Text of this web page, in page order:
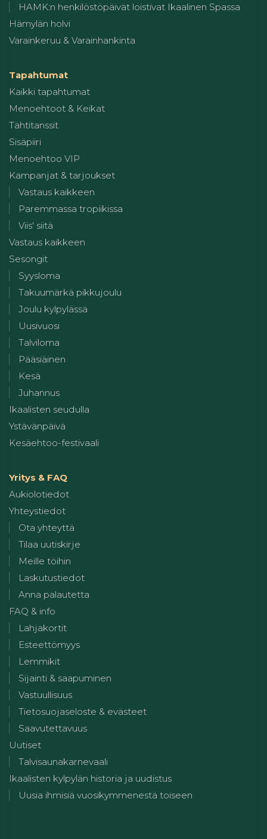
HAMK:n henkilöstöpäivät loistivat Ikaalinen Spassa
Hämylän holvi
Varainkeruu & Varainhankinta
Tapahtumat
Kaikki tapahtumat
Menoehtoot & Keikat
Tähtitanssit
Sisäpiiri
Menoehtoo VIP
Kampanjat & tarjoukset
Vastaus kaikkeen
Paremmassa tropiikissa
Viis' siitä
Vastaus kaikkeen
Sesongit
Syysloma
Takuumärkä pikkujoulu
Joulu kylpylässä
Uusivuosi
Talviloma
Pääsiäinen
Kesä
Juhannus
Ikaalisten seudulla
Ystävänpäivä
Kesäehtoo-festivaali
Yritys & FAQ
Aukiolotiedot
Yhteystiedot
Ota yhteyttä
Tilaa uutiskirje
Meille töihin
Laskutustiedot
Anna palautetta
FAQ & info
Lahjakortit
Esteettömyys
Lemmikit
Sijainti & saapuminen
Vastuullisuus
Tietosuojaseloste & evästeet
Saavutettavuus
Uutiset
Talvisaunakarnevaali
Ikaalisten kylpylän historia ja uudistus
Uusia ihmisiä vuosikymmenestä toiseen